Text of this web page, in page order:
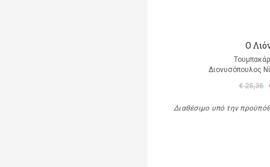
Ο
Διονυσόπουλος
€ 25,36
Διαθέσιμο υπό την